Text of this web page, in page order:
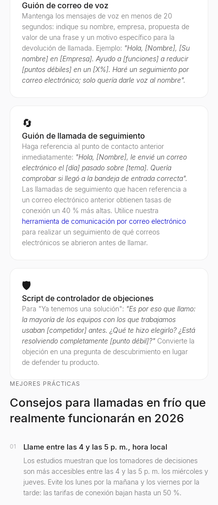
Guión de correo de voz
Mantenga los mensajes de voz en menos de 20
segundos: indique su nombre, empresa, propuesta de
valor de una frase y un motivo específico para la
devolución de llamada. Ejemplo: "Hola, [Nombre], [Su
nombre] en [Empresa]. Ayudo a [funciones] a reducir
[puntos débiles] en un [X%]. Haré un seguimiento por
correo electrónico; solo quería darle voz al nombre".
🔄
Guión de llamada de seguimiento
Haga referencia al punto de contacto anterior
inmediatamente: "Hola, [Nombre], le envié un correo
electrónico el [día] pasado sobre [tema]. Quería
comprobar si llegó a la bandeja de entrada correcta".
Las llamadas de seguimiento que hacen referencia a
un correo electrónico anterior obtienen tasas de
conexión un 40 % más altas. Utilice nuestra
herramienta de comunicación por correo electrónico
para realizar un seguimiento de qué correos
electrónicos se abrieron antes de llamar.
🛡️
Script de controlador de objeciones
Para "Ya tenemos una solución": "Es por eso que llamo:
la mayoría de los equipos con los que trabajamos
usaban [competidor] antes. ¿Qué te hizo elegirlo? ¿Está
resolviendo completamente [punto débil]?" Convierte la
objeción en una pregunta de descubrimiento en lugar
de defender tu producto.
MEJORES PRÁCTICAS
Consejos para llamadas en frío que
realmente funcionarán en 2026
01 Llame entre las 4 y las 5 p. m., hora local
Los estudios muestran que los tomadores de decisiones
son más accesibles entre las 4 y las 5 p. m. los miércoles y
jueves. Evite los lunes por la mañana y los viernes por la
tarde: las tarifas de conexión bajan hasta un 50 %.